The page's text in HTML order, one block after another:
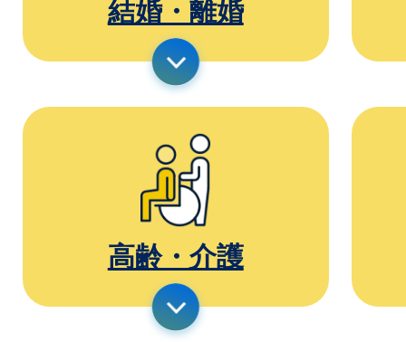
結婚・離婚
高齢・介護